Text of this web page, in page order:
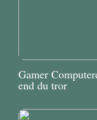
Gamer
end du tror